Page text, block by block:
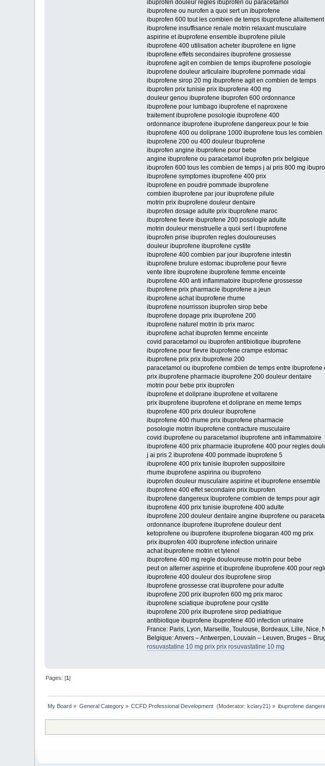
ibuprofen douleur regles ibuprofen ou paracetamol
ibuprofene ou nurofen a quoi sert un ibuprofene
ibuprofen 600 tout les combien de temps ibuprofene allaitement
ibuprofene insuffisance renale motrin relaxant musculaire
aspirine et ibuprofene ensemble ibuprofene pilule
ibuprofene 400 utilisation acheter ibuprofene en ligne
ibuprofene effets secondaires ibuprofene grossesse
ibuprofene agit en combien de temps ibuprofene posologie
ibuprofene douleur articulaire ibuprofene pommade vidal
ibuprofene sirop 20 mg ibuprofene agit en combien de temps
ibuprofen prix tunisie prix ibuprofene 400 mg
douleur genou ibuprofene ibuprofen 600 ordonnance
ibuprofene pour lumbago ibuprofene et naproxene
traitement ibuprofene posologie ibuprofene 400
ordonnance ibuprofene ibuprofene dangereux pour le foie
ibuprofene 400 ou doliprane 1000 ibuprofene tous les combien
ibuprofene 200 ou 400 douleur ibuprofene
ibuprofen angine ibuprofene pour bebe
angine ibuprofene ou paracetamol ibuprofen prix belgique
ibuprofen 600 tous les combien de temps j ai pris 800 mg
ibuprofene symptomes ibuprofene 400 prix
ibuprofene en poudre pommade ibuprofene
combien ibuprofene par jour ibuprofene pilule
motrin prix ibuprofene douleur dentaire
ibuprofen dosage adulte prix ibuprofene maroc
ibuprofene fievre ibuprofene 200 posologie adulte
motrin douleur menstruelle a quoi sert l ibuprofene
ibuprofen prise ibuprofen regles douloureuses
douleur ibuprofene ibuprofene cystite
ibuprofene 400 combien par jour ibuprofene intestin
ibuprofene brulure estomac ibuprofene pour fievre
vente libre ibuprofene ibuprofene femme enceinte
ibuprofene 400 anti inflammatoire ibuprofene grossesse
ibuprofene prix pharmacie ibuprofene a jeun
ibuprofene achat ibuprofene rhume
ibuprofene nourrisson ibuprofen sirop bebe
ibuprofene dopage prix ibuprofene 200
ibuprofene naturel motrin ib prix maroc
ibuprofene achat ibuprofen femme enceinte
covid paracetamol ou ibuprofen antibiotique ibuprofene
ibuprofene pour fievre ibuprofene crampe estomac
ibuprofene prix prix ibuprofene 200
paracetamol ou ibuprofene combien de temps entre ibuprofene
prix ibuprofene pharmacie ibuprofene 200 douleur dentaire
motrin pour bebe prix ibuprofen
ibuprofene et doliprane ibuprofene et voltarene
prix ibuprofene ibuprofene et doliprane en meme temps
ibuprofene 400 prix douleur ibuprofene
ibuprofene 400 rhume prix ibuprofene pharmacie
posologie motrin ibuprofene contracture musculaire
covid ibuprofene ou paracetamol ibuprofene anti inflammatoire
ibuprofene 400 prix pharmacie ibuprofene 400 pour regles
j ai pris 2 ibuprofene 400 pommade ibuprofene 5
ibuprofene 400 prix tunisie ibuprofen suppositoire
rhume ibuprofene aspirina ou ibuprofeno
ibuprofen douleur musculaire aspirine et ibuprofene ensemble
ibuprofene 400 effet secondaire prix ibuprofen
ibuprofene dangereux ibuprofene combien de temps pour agir
ibuprofene 400 prix tunisie ibuprofene 400 adulte
ibuprofene 200 douleur dentaire angine ibuprofene ou
ordonnance ibuprofene ibuprofene douleur dent
ketoprofene ou ibuprofene ibuprofene biogaran 400 mg prix
prix ibuprofen 400 ibuprofene infection urinaire
achat ibuprofene motrin et tylenol
ibuprofene 400 mg regle douloureuse motrin pour bebe
peut on alterner aspirine et ibuprofene ibuprofene 400 pour
ibuprofene 400 douleur dos ibuprofene sirop
ibuprofene grossesse crat ibuprofene pour adulte
ibuprofene 200 prix ibuprofen 600 mg prix maroc
ibuprofene sciatique ibuprofene pour cystite
ibuprofene 200 prix ibuprofene sirop pediatrique
antibiotique ibuprofene ibuprofene 400 infection urinaire
France: Paris, Lyon, Marseille, Toulouse, Bordeaux, Lille,
Belgique: Anvers – Antwerpen, Louvain – Leuven, Bruges –
rosuvastatine 10 mg prix prix rosuvastatine 10 mg
Pages: [1]
My Board » General Category» CCFD Professional Development (Moderator: kclary21) » ibuprofene